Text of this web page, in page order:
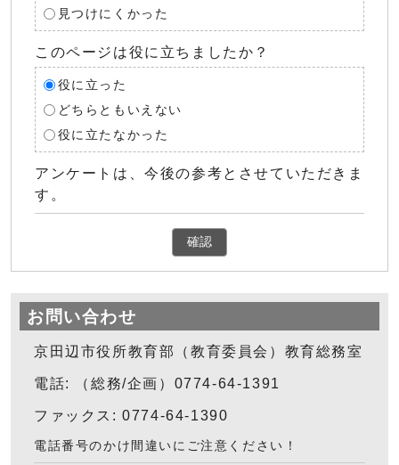
見つけにくかった
このページは役に立ちましたか？
役に立った
どちらともいえない
役に立たなかった
アンケートは、今後の参考とさせていただきま
す。
確認
お問い合わせ
京田辺市役所教育部（教育委員会）教育総務室
電話: （総務/企画）0774-64-1391
ファックス: 0774-64-1390
電話番号のかけ間違いにご注意ください！